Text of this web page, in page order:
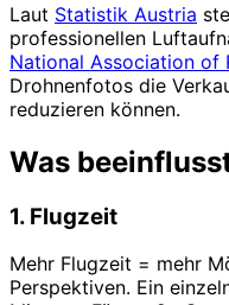
Laut Statistik Austria
professionellen
National Association of
Drohnenfotos die
reduzieren können.
Was
1. Flugzeit
Mehr Flugzeit = mehr
Perspektiven. Ein